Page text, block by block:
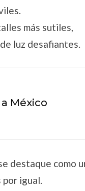
más sutiles,
luz desafiantes.
México
destaque como
igual.